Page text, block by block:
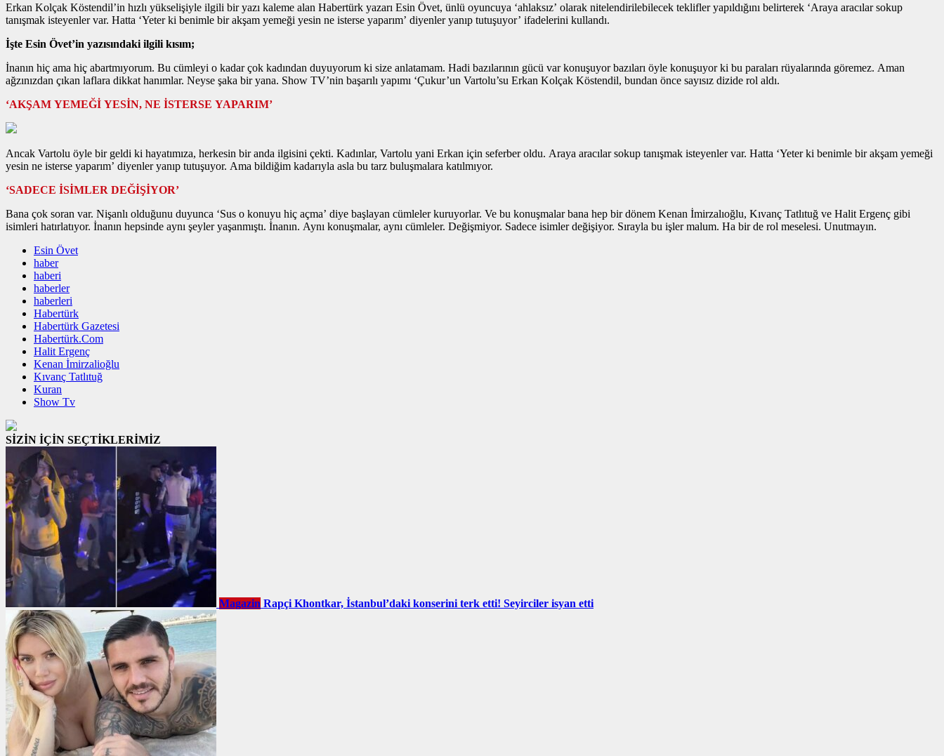
Erkan Kolçak Köstendil’in hızlı yükselişiyle ilgili bir yazı kaleme alan Habertürk yazarı Esin Övet, ünlü oyuncuya ‘ahlaksız’ olarak nitelendirilebilecek teklifler yapıldığını belirterek ‘Araya aracılar sokup
tanışmak isteyenler var. Hatta ‘Yeter ki benimle bir akşam yemeği yesin ne isterse yaparım’ diyenler yanıp tutuşuyor’ ifadelerini kullandı.
İşte Esin Övet’in yazısındaki ilgili kısım;
İnanın hiç ama hiç abartmıyorum. Bu cümleyi o kadar çok kadından duyuyorum ki size anlatamam. Hadi bazılarının gücü var konuşuyor bazıları öyle konuşuyor ki bu paraları rüyalarında göremez. Aman
ağzınızdan çıkan laflara dikkat hanımlar. Neyse şaka bir yana. Show TV’nin başarılı yapımı ‘Çukur’un Vartolu’su Erkan Kolçak Köstendil, bundan önce sayısız dizide rol aldı.
‘AKŞAM YEMEĞİ YESİN, NE İSTERSE YAPARIM’
Ancak Vartolu öyle bir geldi ki hayatımıza, herkesin bir anda ilgisini çekti. Kadınlar, Vartolu yani Erkan için seferber oldu. Araya aracılar sokup tanışmak isteyenler var. Hatta ‘Yeter ki benimle bir akşam yemeği
yesin ne isterse yaparım’ diyenler yanıp tutuşuyor. Ama bildiğim kadarıyla asla bu tarz buluşmalara katılmıyor.
‘SADECE İSİMLER DEĞİŞİYOR’
Bana çok soran var. Nişanlı olduğunu duyunca ‘Sus o konuyu hiç açma’ diye başlayan cümleler kuruyorlar. Ve bu konuşmalar bana hep bir dönem Kenan İmirzalıoğlu, Kıvanç Tatlıtuğ ve Halit Ergenç gibi
isimleri hatırlatıyor. İnanın hepsinde aynı şeyler yaşanmıştı. İnanın. Aynı konuşmalar, aynı cümleler. Değişmiyor. Sadece isimler değişiyor. Sırayla bu işler malum. Ha bir de rol meselesi. Unutmayın.
Esin Övet
haber
haberi
haberler
haberleri
Habertürk
Habertürk Gazetesi
Habertürk.Com
Halit Ergenç
Kenan İmirzalioğlu
Kıvanç Tatlıtuğ
Kuran
Show Tv
SİZİN İÇİN SEÇTİKLERİMİZ
Magazin Rapçi Khontkar, İstanbul’daki konserini terk etti! Seyirciler isyan etti